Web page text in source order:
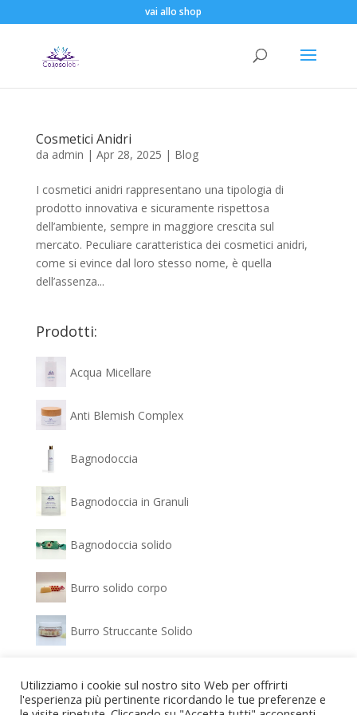
vai allo shop
Cosmetici Anidri
da admin | Apr 28, 2025 | Blog
I cosmetici anidri rappresentano una tipologia di
prodotto innovativa e sicuramente rispettosa
dell’ambiente, sempre in maggiore crescita sul
mercato. Peculiare caratteristica dei cosmetici anidri,
come si evince dal loro stesso nome, è quella
dell’assenza...
Prodotti:
Acqua Micellare
Anti Blemish Complex
Bagnodoccia
Bagnodoccia in Granuli
Bagnodoccia solido
Burro solido corpo
Burro Struccante Solido
Utilizziamo i cookie sul nostro sito Web per offrirti
l'esperienza più pertinente ricordando le tue preferenze e